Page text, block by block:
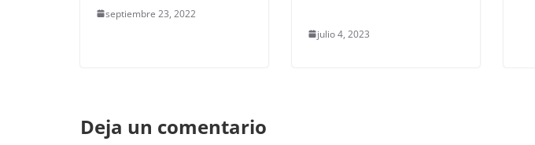
septiembre 23, 2022
julio 4, 2023
Deja un comentario